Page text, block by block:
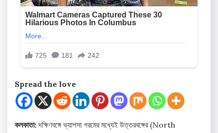
Spread the love
কলকাতা:দক্ষিণবঙ্গে ভ্যাপসা গরমের মধ্যেই উত্তরবঙ্গের (North